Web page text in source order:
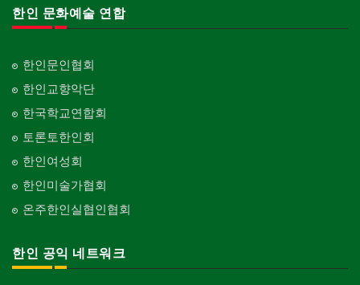
한인 문화예술 연합
한인문인협회
한인교향악단
한국학교연합회
토론토한인회
한인여성회
한인미술가협회
온주한인실협인협회
한인 공익 네트워크